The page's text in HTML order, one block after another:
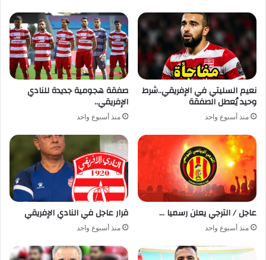
نعيم السليتي في الإفريقي..شرط
وحيد يُعطل الصفقة
منذ أسبوع واحد
صفقة هجومية جديدة للنادي
الإفريقي..
منذ أسبوع واحد
عاجل / الترجي يعلن رسميا …
منذ أسبوع واحد
قرار عاجل في النادي الإفريقي
منذ أسبوع واحد